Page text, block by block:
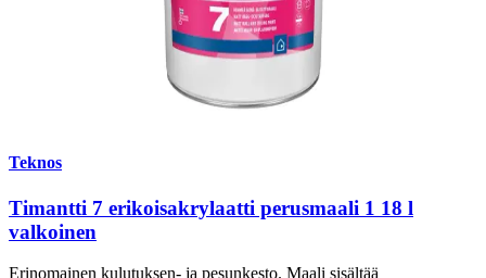
Teknos
Timantti 7 erikoisakrylaatti perusmaali 1 18 l
valkoinen
Erinomainen kulutuksen- ja pesunkesto. Maali sisältää